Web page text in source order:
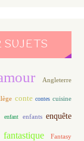
Angleterre
conte contes cuisine
enfant enfants enquête
fantastique Fantasy